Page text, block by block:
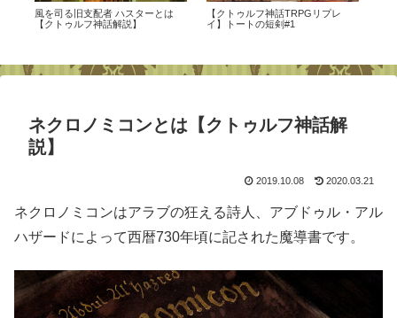
風を司る旧支配者 ハスターとは
【クトゥルフ神話解説】
【クトゥルフ神話TRPGリプレ
イ】トートの短剣#1
ネクロノミコンとは【クトゥルフ神話解
説】
2019.10.08 2020.03.21
ネクロノミコンはアラブの狂える詩人、アブドゥル・アル
ハザードによって西暦730年頃に記された魔導書です。